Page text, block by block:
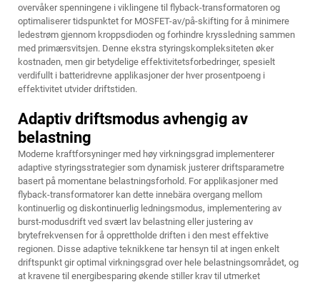
overvåker spenningene i viklingene til flyback-transformatoren og
optimaliserer tidspunktet for MOSFET-av/på-skifting for å minimere
ledestrøm gjennom kroppsdioden og forhindre kryssledning sammen
med primærsvitsjen. Denne ekstra styringskompleksiteten øker
kostnaden, men gir betydelige effektivitetsforbedringer, spesielt
verdifullt i batteridrevne applikasjoner der hver prosentpoeng i
effektivitet utvider driftstiden.
Adaptiv driftsmodus avhengig av
belastning
Moderne kraftforsyninger med høy virkningsgrad implementerer
adaptive styringsstrategier som dynamisk justerer driftsparametre
basert på momentane belastningsforhold. For applikasjoner med
flyback-transformatorer kan dette innebära overgang mellom
kontinuerlig og diskontinuerlig ledningsmodus, implementering av
burst-modusdrift ved svært lav belastning eller justering av
brytefrekvensen for å opprettholde driften i den mest effektive
regionen. Disse adaptive teknikkene tar hensyn til at ingen enkelt
driftspunkt gir optimal virkningsgrad over hele belastningsområdet, og
at kravene til energibesparing økende stiller krav til utmerket